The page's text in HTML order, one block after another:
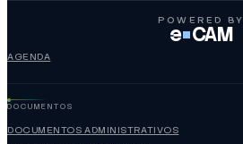
POWERED BY
e CAM
AGENDA
DOCUMENTOS
DOCUMENTOS ADMINISTRATIVOS